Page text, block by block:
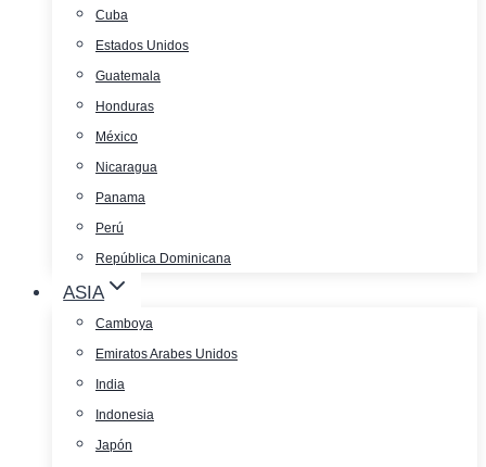
Cuba
Estados Unidos
Guatemala
Honduras
México
Nicaragua
Panama
Perú
República Dominicana
ASIA
Camboya
Emiratos Arabes Unidos
India
Indonesia
Japón